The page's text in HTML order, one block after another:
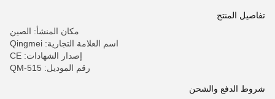
تفاصيل المنتج
مكان المنشأ: الصين
اسم العلامة التجارية: Qingmei
إصدار الشهادات: CE
رقم الموديل: QM-515
شروط الدفع والشحن